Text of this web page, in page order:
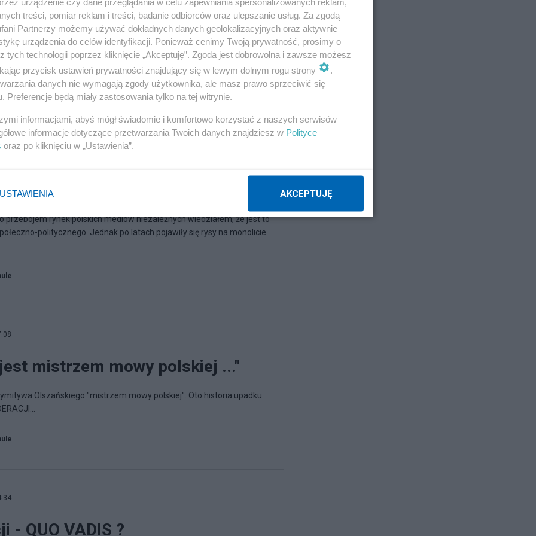
nadzieja (opus non finis)
przebojem rynek polskich mediów niezależnych wiedziałem, że jest to
politycznego. Jednak po latach pojawiły się rysy na monolicie.
mistrzem mowy polskiej ..."
Olszańskiego "mistrzem mowy polskiej". Oto historia upadku
- QUO VADIS ?
treści, pomiar reklam i treści, badanie odbiorców oraz ulepszanie usług. Za zgodą
Partnerzy możemy używać dokładnych danych geolokalizacyjnych oraz aktywnie
urządzenia do celów identyfikacji. Ponieważ cenimy Twoją prywatność, prosimy o
tych technologii poprzez kliknięcie „Akceptuję”. Zgoda jest dobrowolna i zawsze możesz
przycisk ustawień prywatności znajdujący się w lewym dolnym rogu strony
.
danych nie wymagają zgody użytkownika, ale masz prawo sprzeciwić się
Preferencje będą miały zastosowania tylko na tej witrynie.
informacjami, abyś mógł świadomie i komfortowo korzystać z naszych serwisów
informacje dotyczące przetwarzania Twoich danych znajdziesz w Polityce
oraz po kliknięciu w „Ustawienia”.
USTAWIENIA AKCEPTUJĘ